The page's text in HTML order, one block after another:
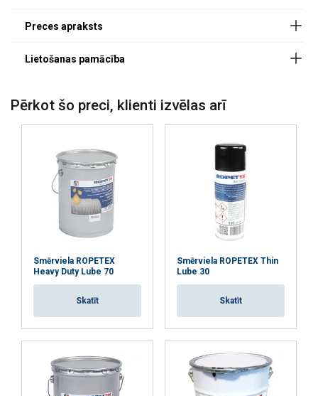
Ropetex-lubricants LV.pdf
SDS_Ropetex_traction_lube_40_LV_1_0.pdf
Pērkot šo preci, klienti izvēlas arī
Smērviela ROPETEX
Heavy Duty Lube 70
Skatīt
Smērviela ROPETEX Thin
Lube 30
Skatīt